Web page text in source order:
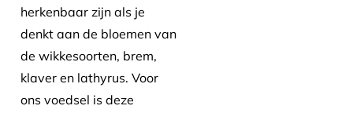
herkenbaar zijn als je
denkt aan de bloemen van
de wikkesoorten, brem,
klaver en lathyrus. Voor
ons voedsel is deze